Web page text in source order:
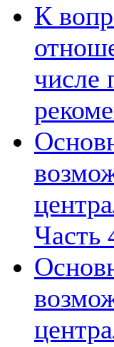
К
числе
Часть